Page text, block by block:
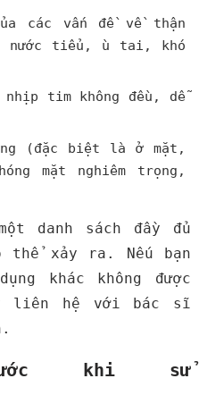
các vấn đề về thận
nước tiểu, ù tai, khó
tim không đều, dễ
(đặc biệt là ở mặt,
mặt nghiêm trọng,
danh sách đầy đủ
thể xảy ra. Nếu bạn
khác không được
liên hệ với bác sĩ
khi sử